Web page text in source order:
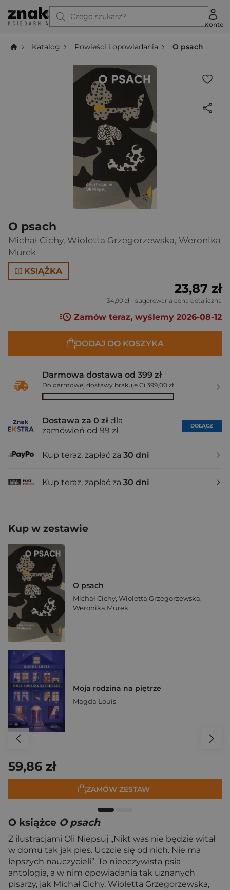
Czego szukasz?
Konto
Katalog Powieści i opowiadania O psach
O psach
Michał Cichy, Wioletta Grzegorzewska, Weronika
Murek
KSIĄŻKA
23,87 zł
34,90 zł - sugerowana cena detaliczna
Zamów teraz, wyślemy 2026-08-12
DODAJ DO KOSZYKA
Darmowa dostawa od 399 zł
Do darmowej dostawy brakuje Ci 399,00 zł
Dostawa za 0 zł dla
zamówień od 99 zł
DOŁĄCZ
Kup teraz, zapłać za 30 dni
Kup teraz, zapłać za 30 dni
Kup w zestawie
O psach
Michał Cichy, Wioletta Grzegorzewska,
Weronika Murek
Moja rodzina na piętrze
Magda Louis
59,86 zł
ZAMÓW ZESTAW
O książce O psach
Z ilustracjami Oli Niepsuj „Nikt was nie będzie witał
w domu tak jak pies. Uczcie się od nich. Nie ma
lepszych nauczycieli”. To nieoczywista psia
antologia, a w nim opowiadania tak uznanych
pisarzy, jak Michał Cichy, Wioletta Grzegorzewska,